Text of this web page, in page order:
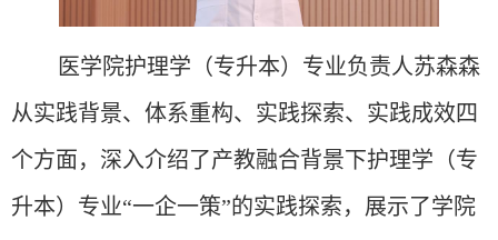
医学院护理学（专升本）专业负责人苏森森
从实践背景、体系重构、实践探索、实践成效四
个方面，深入介绍了产教融合背景下护理学（专
升本）专业“一企一策”的实践探索，展示了学院